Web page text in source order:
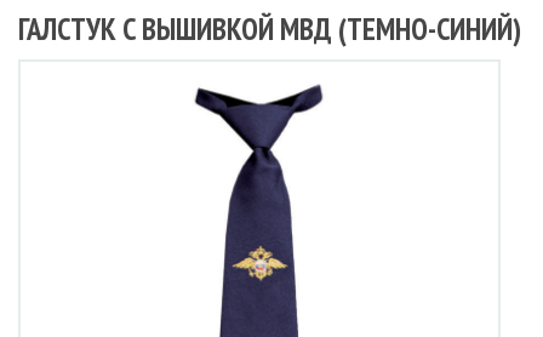
ГАЛСТУК С ВЫШИВКОЙ МВД (ТЕМНО-СИНИЙ)